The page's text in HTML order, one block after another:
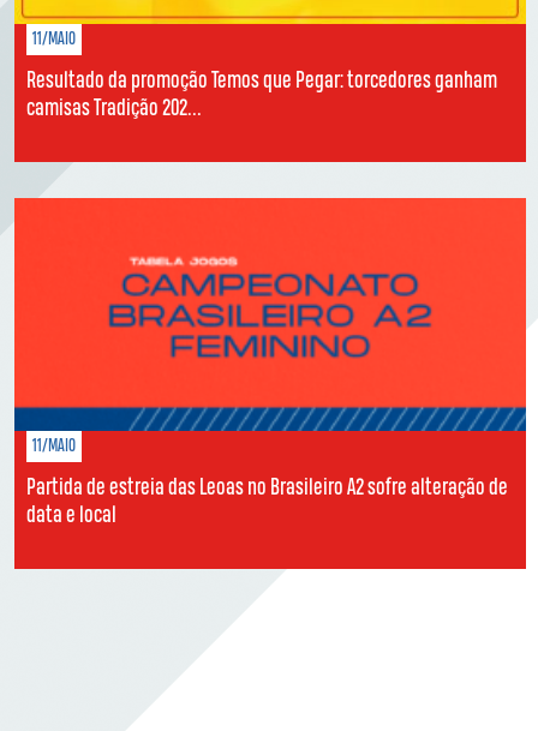
11/MAIO
Resultado da promoção Temos que Pegar: torcedores ganham
camisas Tradição 202...
11/MAIO
Partida de estreia das Leoas no Brasileiro A2 sofre alteração de
data e local